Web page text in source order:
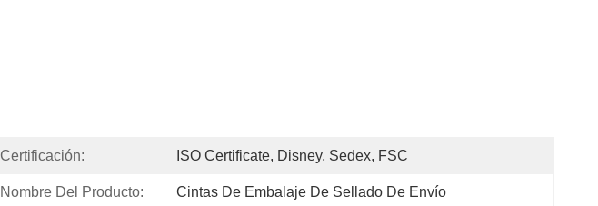
Certificación: ISO Certificate, Disney, Sedex, FSC
Nombre Del Producto: Cintas De Embalaje De Sellado De Envío